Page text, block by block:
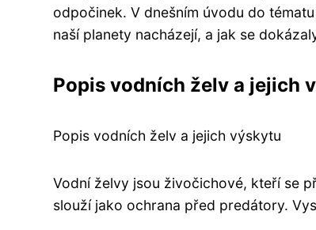
odpočinek. V dnešním úvodu do
naší planety nacházejí, a jak se
Popis vodních želv a jejich
Popis vodních želv a jejich výskytu
Vodní želvy jsou živočichové, kteří se
slouží jako ochrana před predátory.